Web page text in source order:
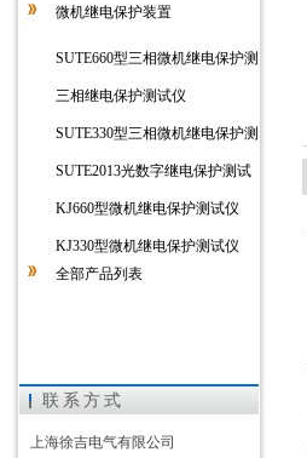
微机继电保护装置
SUTE660型三相微机继电保护测
三相继电保护测试仪
SUTE330型三相微机继电保护测
SUTE2013光数字继电保护测试
KJ660型微机继电保护测试仪
KJ330型微机继电保护测试仪
全部产品列表
联系方式
上海徐吉电气有限公司